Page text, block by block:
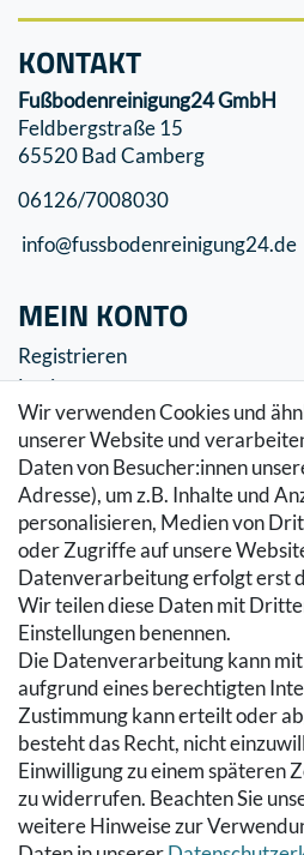
Wir verwenden Cookies und
unserer Website und
Daten von Besucher:innen
Adresse), um z.B. Inhalte und
personalisieren, Medien von
oder Zugriffe auf unsere
Datenverarbeitung erfolgt erst
Wir teilen diese Daten mit
Einstellungen benennen.
Die Datenverarbeitung kann
aufgrund eines berechtigten
Zustimmung kann erteilt oder
besteht das Recht, nicht
Einwilligung zu einem späteren
zu widerrufen. Beachten Sie
weitere Hinweise zur
KONTAKT
Fußbodenreinigung24 GmbH
Feldbergstraße 15
65520 Bad Camberg
06126/7008030
info@fussbodenreinigung24.de
MEIN KONTO
Registrieren
Login
SERVICE
Zahlung & Versand
Warenkorb
Zur Kasse
Hilfe
RECHTLICHES
Kontakt
Datenschutzerklärung
AGB
Impressum
Hinweise zur
Widerrufs­recht